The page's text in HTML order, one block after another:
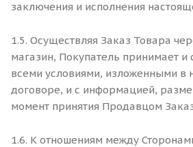
заключения и исполнения
1.5. Осуществляя Заказ Товара
магазин, Покупатель принимает и
всеми условиями, изложенными в
договоре, и с информацией,
момент принятия Продавцом
1.6. К отношениям между